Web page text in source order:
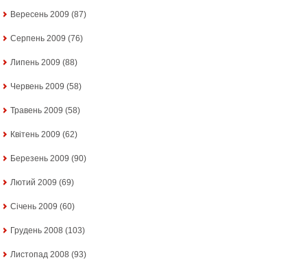
Вересень 2009 (87)
Серпень 2009 (76)
Липень 2009 (88)
Червень 2009 (58)
Травень 2009 (58)
Квітень 2009 (62)
Березень 2009 (90)
Лютий 2009 (69)
Січень 2009 (60)
Грудень 2008 (103)
Листопад 2008 (93)